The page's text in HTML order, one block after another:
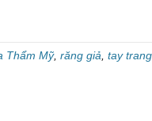
Thẩm Mỹ, răng giả tay